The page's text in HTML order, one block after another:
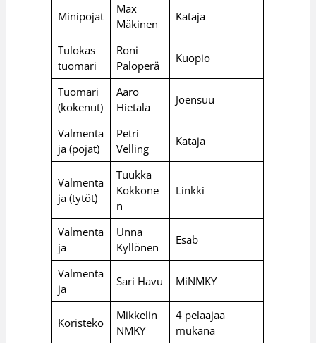
Minipojat
Max
Mäkinen
Kataja
Tulokas
tuomari
Roni
Paloperä
Kuopio
Tuomari
(kokenut)
Aaro
Hietala
Joensuu
Valmenta
ja (pojat)
Petri
Velling
Kataja
Valmenta
ja (tytöt)
Tuukka
Kokkone
n
Linkki
Valmenta
ja
Unna
Kyllönen
Esab
Valmenta
ja
Sari Havu MiNMKY
Koristeko
Mikkelin
NMKY
4 pelaajaa
mukana